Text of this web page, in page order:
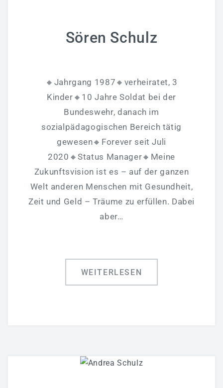
Sören Schulz
🔸Jahrgang 1987🔸verheiratet, 3
Kinder🔸10 Jahre Soldat bei der
Bundeswehr, danach im
sozialpädagogischen Bereich tätig
gewesen🔸️Forever seit Juli
2020🔸️Status Manager🔸️Meine
Zukunftsvision ist es – auf der ganzen
Welt anderen Menschen mit Gesundheit,
Zeit und Geld – Träume zu erfüllen. Dabei
aber…
WEITERLESEN